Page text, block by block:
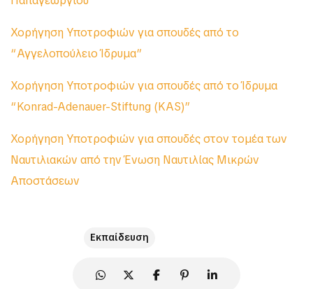
Χορήγηση Υποτροφιών για σπουδές από το
“Αγγελοπούλειο Ίδρυμα”
Χορήγηση Υποτροφιών για σπουδές από το Ίδρυμα
“Konrad-Adenauer-Stiftung (KAS)”
Χορήγηση Υποτροφιών για σπουδές στον τομέα των
Ναυτιλιακών από την Ένωση Ναυτιλίας Μικρών
Αποστάσεων
Εκπαίδευση